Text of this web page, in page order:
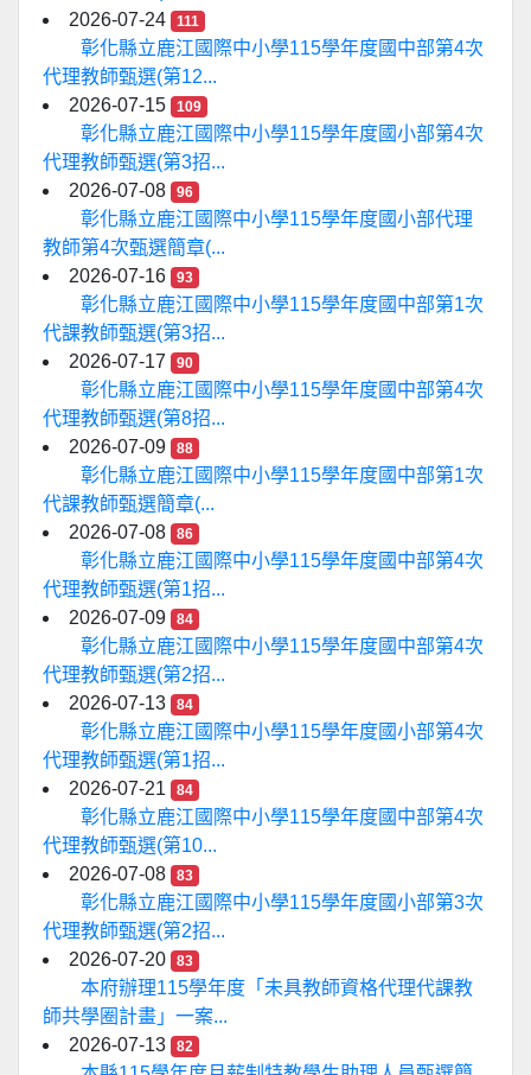
2026-07-24
111
彰化縣立鹿江國際中小學115學年度國中部第4次
代理教師甄選(第12...
2026-07-15
109
彰化縣立鹿江國際中小學115學年度國小部第4次
代理教師甄選(第3招...
2026-07-08
96
彰化縣立鹿江國際中小學115學年度國小部代理
教師第4次甄選簡章(...
2026-07-16
93
彰化縣立鹿江國際中小學115學年度國中部第1次
代課教師甄選(第3招...
2026-07-17
90
彰化縣立鹿江國際中小學115學年度國中部第4次
代理教師甄選(第8招...
2026-07-09
88
彰化縣立鹿江國際中小學115學年度國中部第1次
代課教師甄選簡章(...
2026-07-08
86
彰化縣立鹿江國際中小學115學年度國中部第4次
代理教師甄選(第1招...
2026-07-09
84
彰化縣立鹿江國際中小學115學年度國中部第4次
代理教師甄選(第2招...
2026-07-13
84
彰化縣立鹿江國際中小學115學年度國小部第4次
代理教師甄選(第1招...
2026-07-21
84
彰化縣立鹿江國際中小學115學年度國中部第4次
代理教師甄選(第10...
2026-07-08
83
彰化縣立鹿江國際中小學115學年度國小部第3次
代理教師甄選(第2招...
2026-07-20
83
本府辦理115學年度「未具教師資格代理代課教
師共學圈計畫」一案...
2026-07-13
82